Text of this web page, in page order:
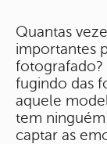
Quantas
importantes
fotografado?
fugindo das
aquele
tem
captar as